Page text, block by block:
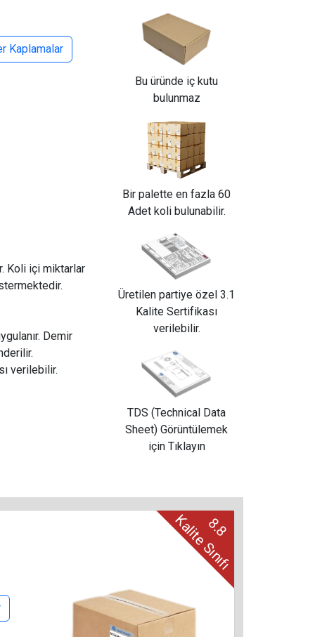
Bu üründe iç kutu
bulunmaz
Bir palette en fazla 60
Adet koli bulunabilir.
Üretilen partiye özel 3.1
Kalite Sertifikası
verilebilir.
TDS (Technical Data
Sheet) Görüntülemek
için Tıklayın
Kaplamalar
Koli içi miktarlar
Demir
verilebilir.
8.8
Kalite Sınıfı